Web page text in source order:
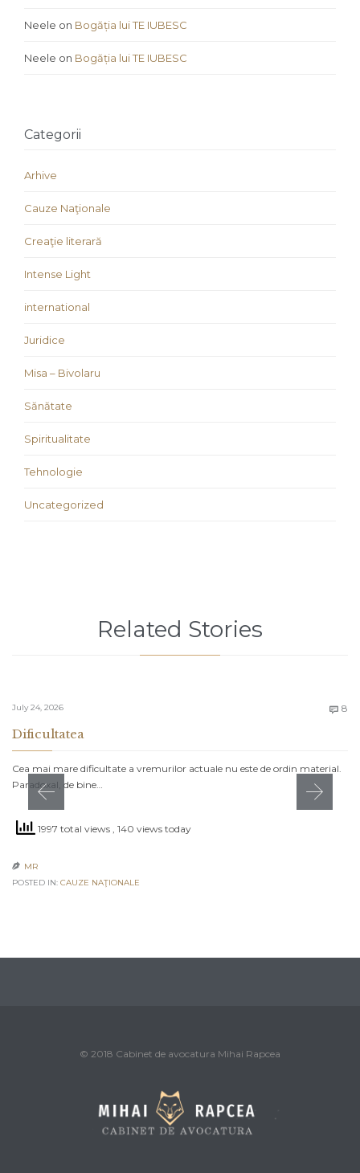
Neele on Bogăția lui TE IUBESC
Neele on Bogăția lui TE IUBESC
Categorii
Arhive
Cauze Naţionale
Creaţie literară
Intense Light
international
Juridice
Misa – Bivolaru
Sănătate
Spiritualitate
Tehnologie
Uncategorized
Related Stories
July 24, 2026  8
Dificultatea
Cea mai mare dificultate a vremurilor actuale nu este de ordin material.
Paradoxal, de bine…
1997 total views , 140 views today
 MR
POSTED IN: CAUZE NAŢIONALE
© 2018 Cabinet de avocatura Mihai Rapcea